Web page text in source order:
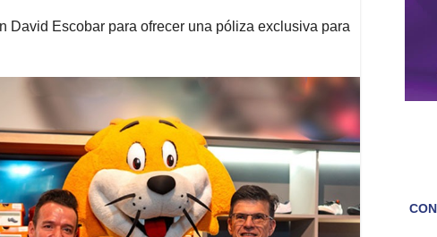
David Escobar para ofrecer una póliza exclusiva para